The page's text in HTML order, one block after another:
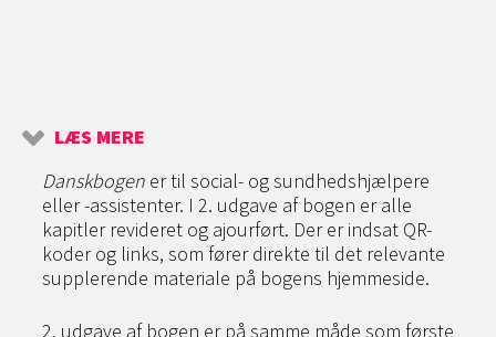
LÆS MERE
Danskbogen er til social- og sundhedshjælpere
eller -assistenter. I 2. udgave af bogen er alle
kapitler revideret og ajourført. Der er indsat QR-
koder og links, som fører direkte til det relevante
supplerende materiale på bogens hjemmeside.
2. udgave af bogen er på samme måde som første